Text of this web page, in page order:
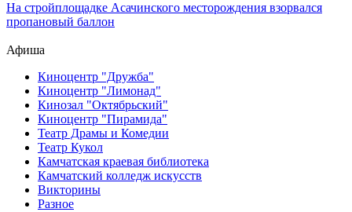
На стройплощадке Асачинского месторождения взорвался
пропановый баллон
Афиша
Киноцентр "Дружба"
Киноцентр "Лимонад"
Кинозал "Октябрьский"
Киноцентр "Пирамида"
Театр Драмы и Комедии
Театр Кукол
Камчатская краевая библиотека
Камчатский колледж искусств
Викторины
Разное